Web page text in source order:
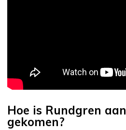
Hoe is Rundgren aan
gekomen?